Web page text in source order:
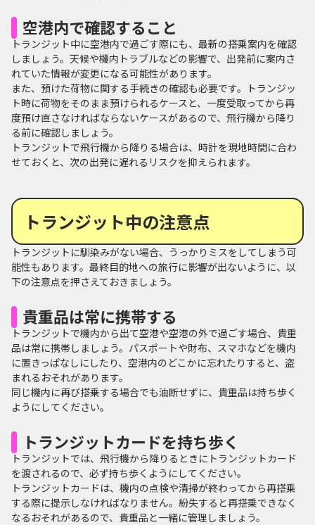
空港内で確認すること
トランジット中に空港内で過ごす際にも、最新の搭乗案内を確認
しましょう。天候や機内トラブルなどの影響で、出発前に案内さ
れていた情報が変更になる可能性があります。
また、預けた荷物に関する手続きの確認も必要です。トランジッ
ト時に荷物をそのまま預けられるケースと、一度受取ってから再
度預け直さなければならないケースがあるので、飛行機から降り
る前に確認しましょう。
トランジットで飛行機から降りる場合は、時計を現地時間に合わ
せておくと、次の出発に遅れるリスクを抑えられます。
トランジット中の注意点
トランジットに馴染みがない場合、うっかりミスをしてしまう可
能性もあります。最終目的地への旅行に影響が出ないように、以
下の注意点を押さえておきましょう。
貴重品は常に携帯する
トランジットで機内から出て空港や空港の外で過ごす場合、貴重
品は常に携帯しましょう。パスポートや財布、スマホなどを機内
に置きっぱなしにしたり、空港内のどこかに忘れたりすると、盗
まれるおそれがあります。
同じ機内に再び搭乗する場合でも油断せずに、貴重品は持ち歩く
ようにしてください。
トランジットカードを持ち歩く
トランジットでは、飛行機から降りるときにトランジットカード
を渡されるので、必ず持ち歩くようにしてください。
トランジットカードは、機内の点検や清掃が終わってから再搭乗
する際に提示しなければなりません。紛失すると再搭乗できなく
なるおそれがあるので、貴重品と一緒に管理しましょう。